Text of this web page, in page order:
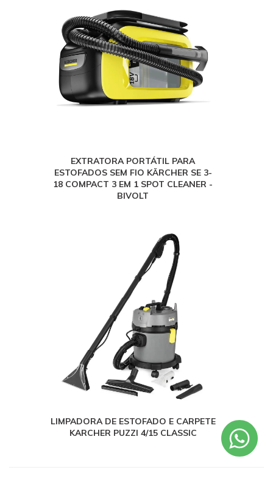
EXTRATORA PORTÁTIL PARA
ESTOFADOS SEM FIO KÄRCHER SE 3-
18 COMPACT 3 EM 1 SPOT CLEANER -
BIVOLT
LIMPADORA DE ESTOFADO E CARPETE
KARCHER PUZZI 4/15 CLASSIC